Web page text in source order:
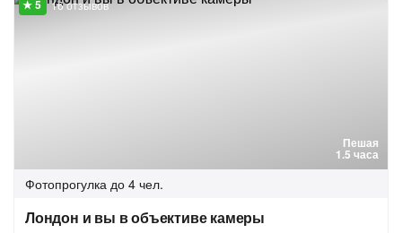
Пешая
1.5 часа
16 отзывов
Фотопрогулка до 4 чел.
Лондон и вы в объективе камеры